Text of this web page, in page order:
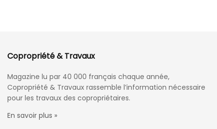
Copropriété & Travaux
Magazine lu par 40 000 français chaque année,
Copropriété & Travaux rassemble l’information nécessaire
pour les travaux des copropriétaires.
En savoir plus »